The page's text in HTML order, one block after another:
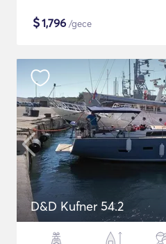
$1,796 /gece
D&D Kufner 54.2